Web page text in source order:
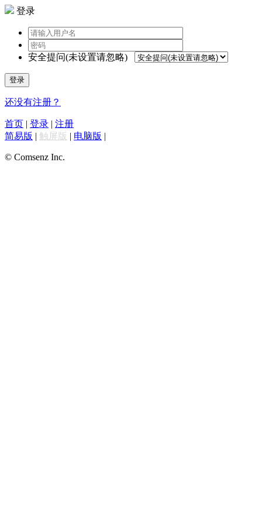
登录
安全提问(未设置请忽略)
登录
还没有注册？
首页 | 登录 | 注册
简易版 | 触屏版 | 电脑版 |
© Comsenz Inc.